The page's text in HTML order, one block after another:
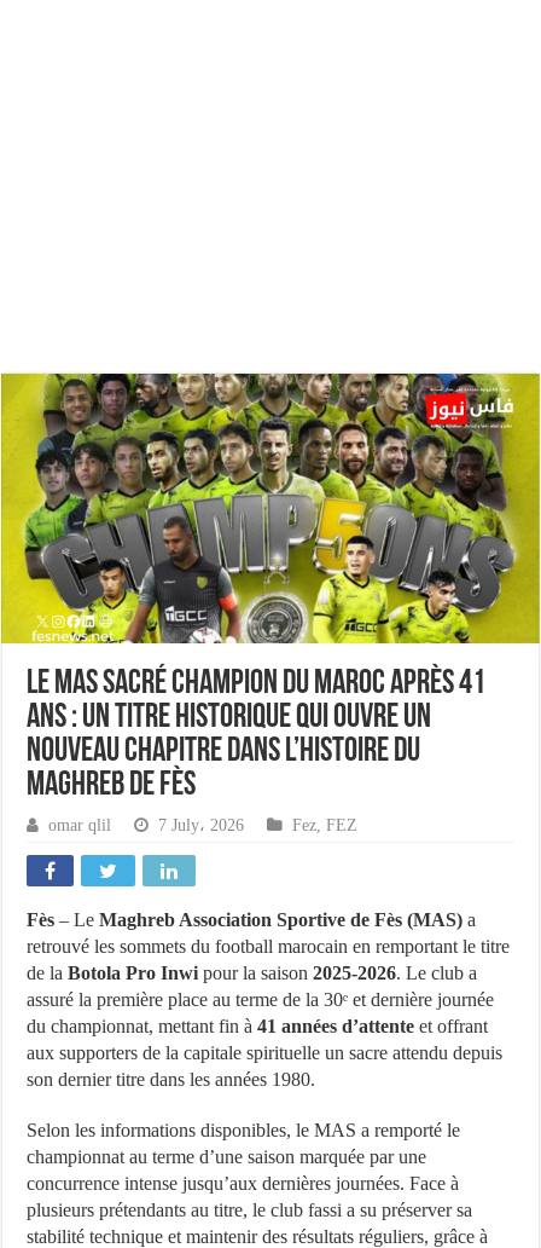
Le MAS sacré champion du Maroc après 41
ans : un titre historique qui ouvre un
nouveau chapitre dans l’histoire du
Maghreb de Fès
omar qlil 7 July، 2026 Fez ,FEZ
Fès – LeMaghreb Association Sportive de Fès (MAS) a
retrouvé les sommets du football marocain en remportant le titre
de laBotola Pro Inwi pour la saison2025-2026. Le club a
assuré la première place au terme de la 30ᵉ et dernière journée
du championnat, mettant fin à41 années d’attente et offrant
aux supporters de la capitale spirituelle un sacre attendu depuis
son dernier titre dans les années 1980.
Selon les informations disponibles, le MAS a remporté le
championnat au terme d’une saison marquée par une
concurrence intense jusqu’aux dernières journées. Face à
plusieurs prétendants au titre, le club fassi a su préserver sa
stabilité technique et maintenir des résultats réguliers, grâce à